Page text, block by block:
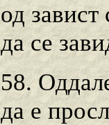
од
да се
58.
да е